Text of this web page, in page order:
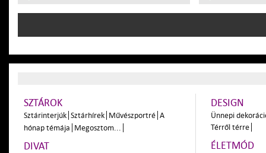
SZTÁROK
Sztárinterjúk Sztárhírek Művészportré A
hónap témája Megosztom...
DIVAT
DESIGN
Ünnepi
Térről térre
ÉLETMÓD